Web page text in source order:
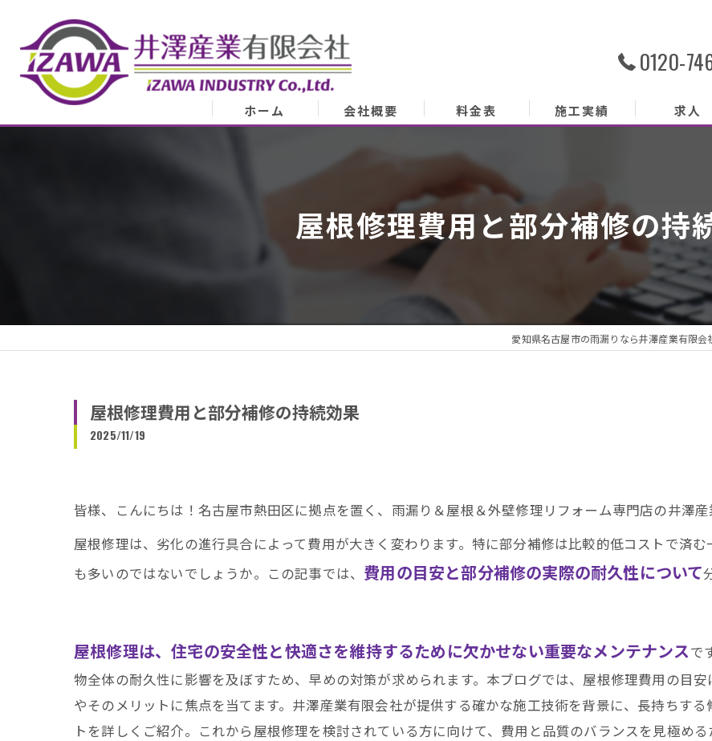
0120-
ホーム 会社概要
会社概要
代表あいさつ
アクセス
料金表 施工実績 求人
屋根修理費用と部分補修の持
愛知県名古屋市の雨漏りなら井澤産業有限会
屋根修理費用と部分補修の持続効果
2025/11/19
皆様、こんにちは！名古屋市熱田区に拠点を置く、雨漏り＆屋根＆外壁修理リフォーム専門店の井澤産
屋根修理は、劣化の進行具合によって費用が大きく変わります。特に部分補修は比較的低コストで済
も多いのではないでしょうか。この記事では、 費用の目安と部分補修の実際の耐久性について
屋根修理は、住宅の安全性と快適さを維持するために欠かせない重要なメンテナンスで
物全体の耐久性に影響を及ぼすため、早めの対策が求められます。本ブログでは、屋根修理費用の目
やそのメリットに焦点を当てます。井澤産業有限会社が提供する確かな施工技術を背景に、長持ちす
トを詳しくご紹介。これから屋根修理を検討されている方に向けて、費用と品質のバランスを見極め